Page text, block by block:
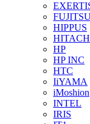
HIPPUS
HP
HP INC
HTC
IiYAMA
iMoshion
INTEL
IRIS